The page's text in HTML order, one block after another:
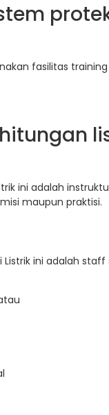
fasilitas
ini adalah
maupun praktisi.
ini adalah